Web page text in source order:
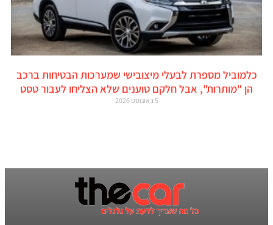
כלמוביל מספרת לבעלי מיצובישי שמערכות הבטיחות ברכב
הן "מותרות", אבל חלקם טוענים שלא הצליחו לעבור טסט
5 באוגוסט 2026